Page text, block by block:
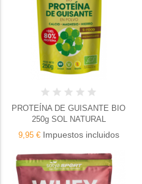
PROTEÍNA DE GUISANTE BIO
250g SOL NATURAL
9,95 €Impuestos incluidos